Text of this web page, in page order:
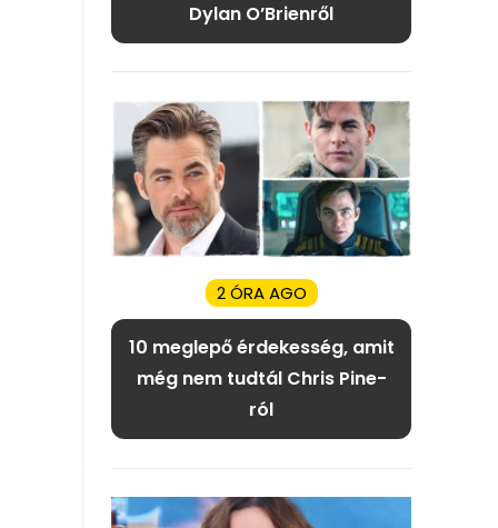
Dylan O’Brienről
2 ÓRA AGO
10 meglepő érdekesség, amit
még nem tudtál Chris Pine-
ról